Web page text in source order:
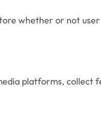
whether or not
platforms, collect